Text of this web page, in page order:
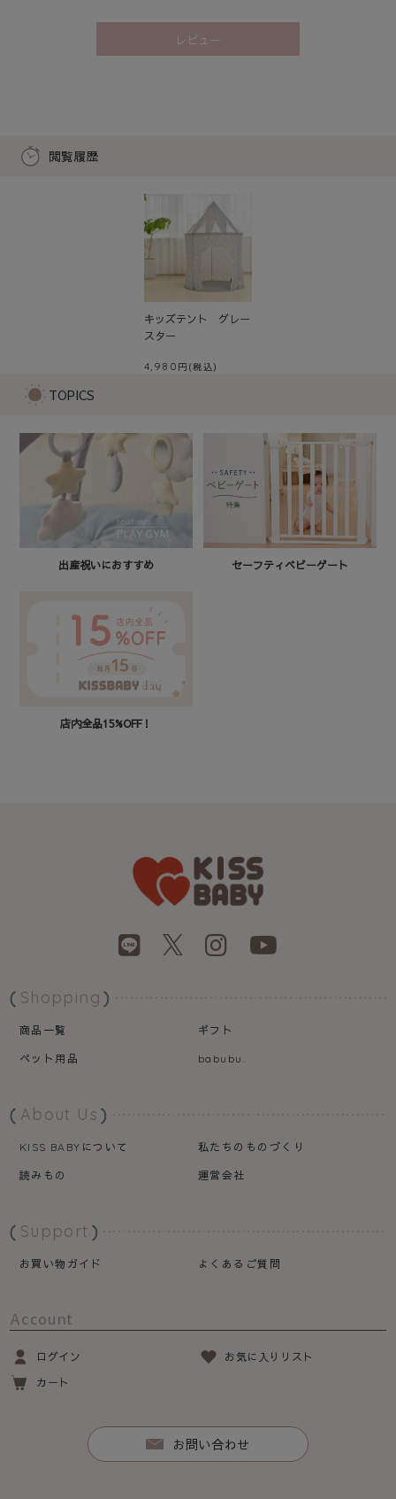
レビュー
閲覧履歴
キッズテント グレー
スター
4,980
TOPICS
出産祝いにおすすめ セーフティベビーゲート
店内全品15%OFF！
Shopping
商品一覧
ギフト
ペット用品
babubu.
About Us
KISS BABY について
私たちのものづくり
読みもの
運営会社
Support
お買い物ガイド よくあるご質問
Account
ログイン
お気に入りリスト
カート
お問い合わせ